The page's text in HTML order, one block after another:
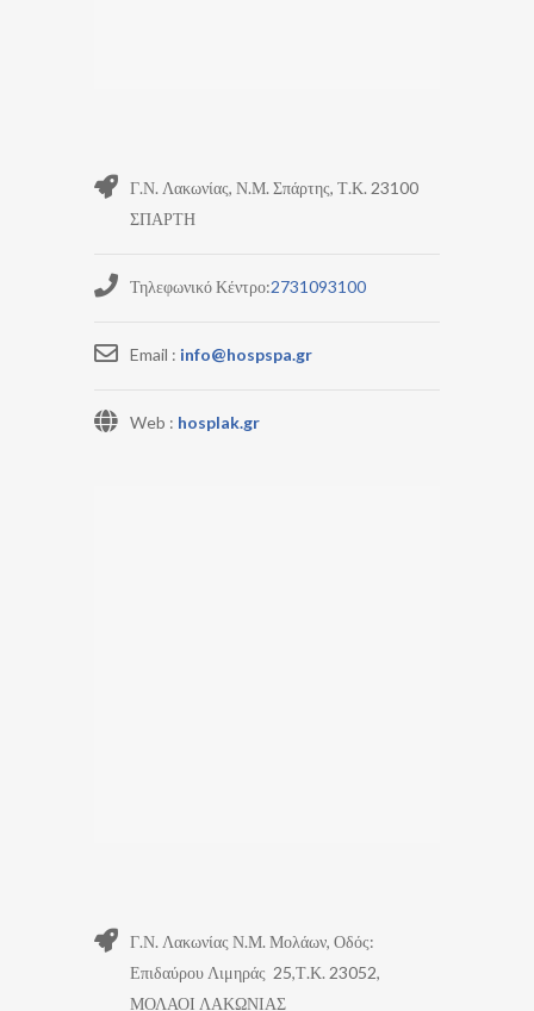
Γ.Ν. Λακωνίας, Ν.Μ. Σπάρτης, Τ.Κ. 23100
ΣΠΑΡΤΗ
Τηλεφωνικό Κέντρο:2731093100
Email : info@hospspa.gr
Web : hosplak.gr
Γ.Ν. Λακωνίας Ν.Μ. Μολάων, Οδός:
Επιδαύρου Λιμηράς 25,Τ.Κ. 23052,
ΜΟΛΑΟΙ ΛΑΚΩΝΙΑΣ